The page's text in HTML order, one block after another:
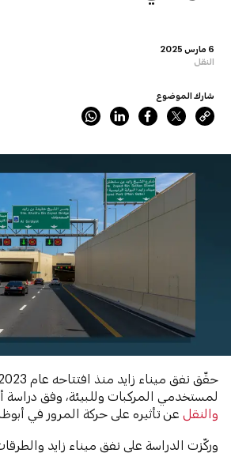
6 مارس 2025
النقل
شارك الموضوع
لمستخدمي المركبات وللبيئة، وفق دراسة
والنقل عن تأثيره على حركة المرور في
وركّزت الدراسة على نفق ميناء زايد